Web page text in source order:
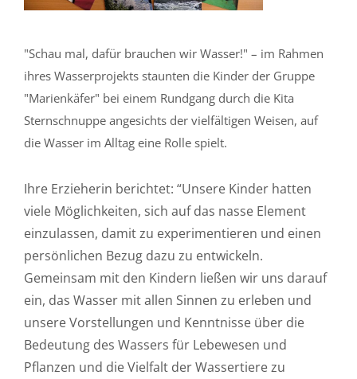
"Schau mal, dafür brauchen wir Wasser!" – im Rahmen
ihres Wasserprojekts staunten die Kinder der Gruppe
"Marienkäfer" bei einem Rundgang durch die Kita
Sternschnuppe angesichts der vielfältigen Weisen, auf
die Wasser im Alltag eine Rolle spielt.
Ihre Erzieherin berichtet: “Unsere Kinder hatten
viele Möglichkeiten, sich auf das nasse Element
einzulassen, damit zu experimentieren und einen
persönlichen Bezug dazu zu entwickeln.
Gemeinsam mit den Kindern ließen wir uns darauf
ein, das Wasser mit allen Sinnen zu erleben und
unsere Vorstellungen und Kenntnisse über die
Bedeutung des Wassers für Lebewesen und
Pflanzen und die Vielfalt der Wassertiere zu